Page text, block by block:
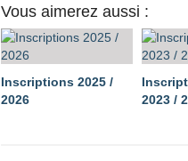
Vous aimerez aussi :
Inscriptions 2025 /
2026
2023 /